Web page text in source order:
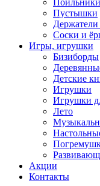
Пустышки
Соски и
Игры, игрушки
Бизиборды
Детские
Игрушки
Игрушки
Лето
Акции
Контакты